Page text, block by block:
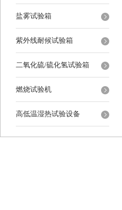
盐雾试验箱
紫外线耐候试验箱
二氧化硫/硫化氢试验箱
燃烧试验机
高低温湿热试验设备